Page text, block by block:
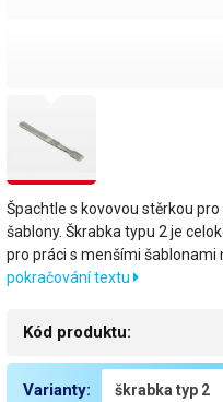
Špachtle s kovovou stěrkou
šablony. Škrabka typu 2 je
pro práci s menšími šablonami
pokračování textu
Kód produktu:
Varianty: